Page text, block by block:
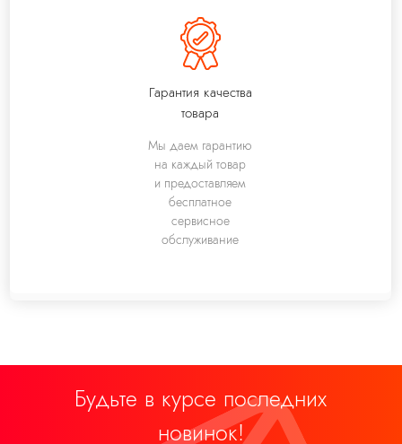
Гарантия качества
товара
Мы даем гарантию
на каждый товар
и предоставляем
бесплатное
сервисное
обслуживание
Будьте в курсе последних
новинок!